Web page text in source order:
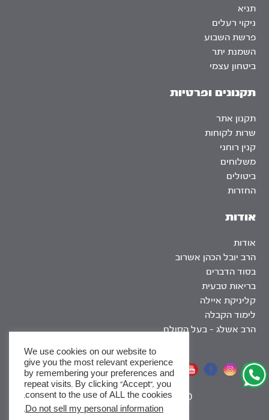
אודות
אודות
הרב יובל הכהן אשרוב
בסוד הדברים
בריאות טבעית
קליניקת איילה
לימוד הקבלה
הרב אשלג – בעל הסולם
תניא
ניקוי רעלים
פרשת השבוע
השמנת יתר
ביטחון עצמי
תקנונים ופרטיות
תקנון אתר
שרות לקוחות
קנין רוחני
משלוחים
ביטולים
החזרות
אתר שומר שבת
SEO
|
We use cookies on our website to
give you the most relevant experience
by remembering your preferences and
repeat visits. By clicking “Accept”, you
consent to the use of ALL the cookies.
Do not sell my personal information
.
x